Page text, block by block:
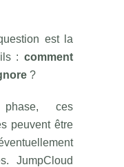
est la
: comment
?
ces
peuvent être
JumpCloud